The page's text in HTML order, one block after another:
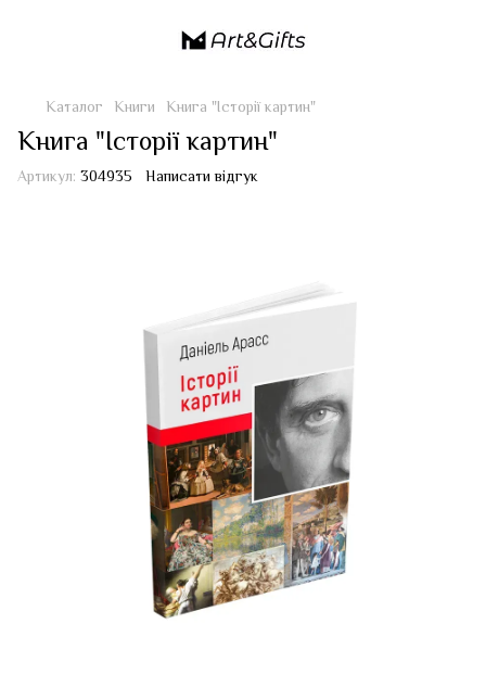
Каталог Книги Книга "Історії картин"
Книга "Історії картин"
Артикул: 304935 Написати відгук